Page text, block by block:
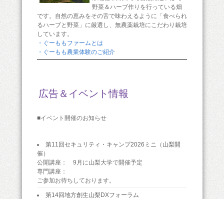
野菜＆ハーブ作りを行っている畑
です。自然の恵みをその舌で味わえるように「食べられ
るハーブと野菜」に厳選し、無農薬栽培にこだわり栽培
しています。
・ぐーももファームとは
・ぐーもも農業体験のご紹介
広告＆イベント情報
■イベント開催のお知らせ
第11回セキュリティ・キャンプ2026ミニ（山梨開
催）
公開講座： 9月に山梨大学で開催予定
専門講座：
ご参加お待ちしております。
第14回地方創生山梨DXフォーラム